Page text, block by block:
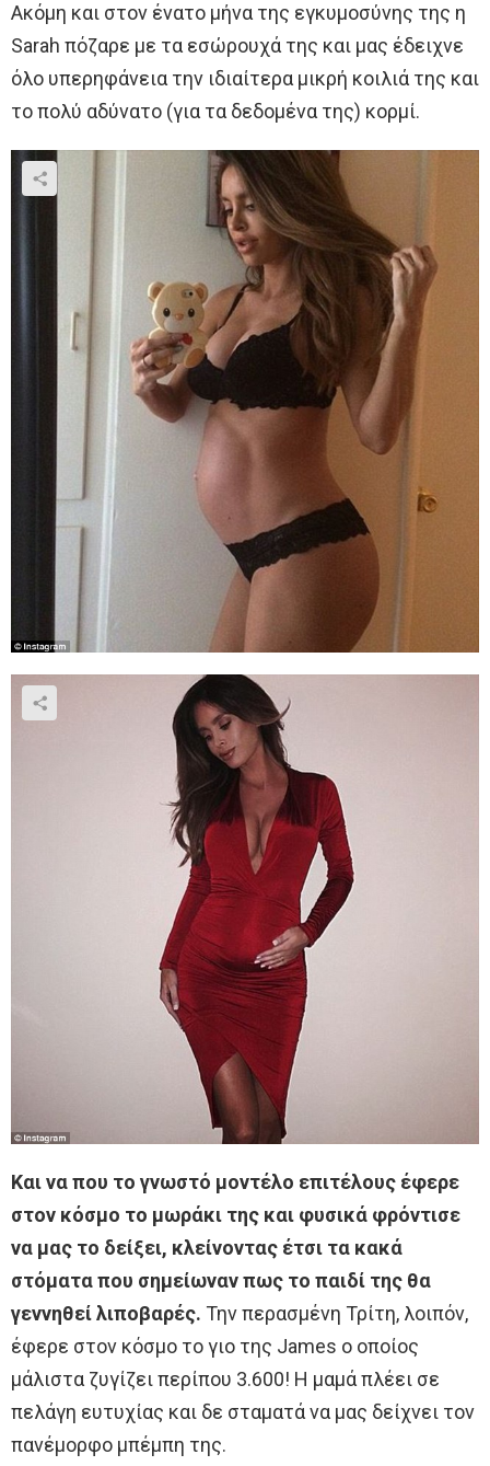
Ακόμη και στον ένατο μήνα της εγκυμοσύνης της η
Sarah πόζαρε με τα εσώρουχά της και μας έδειχνε
όλο υπερηφάνεια την ιδιαίτερα μικρή κοιλιά της και
το πολύ αδύνατο (για τα δεδομένα της) κορμί.
Και να που το γνωστό μοντέλο επιτέλους έφερε
στον κόσμο το μωράκι της και φυσικά φρόντισε
να μας το δείξει, κλείνοντας έτσι τα κακά
στόματα που σημείωναν πως το παιδί της θα
γεννηθεί λιποβαρές. Την περασμένη Τρίτη, λοιπόν,
έφερε στον κόσμο το γιο της James ο οποίος
μάλιστα ζυγίζει περίπου 3.600! Η μαμά πλέει σε
πελάγη ευτυχίας και δε σταματά να μας δείχνει τον
πανέμορφο μπέμπη της.